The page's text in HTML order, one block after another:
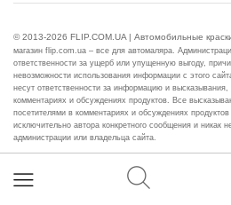
© 2013-2026 FLIP.COM.UA | Автомобильные
магазин flip.com.ua – все для автомаляра.
ответственности за ущерб или упущенную выгоду,
невозможности использования информации с этого
несут ответственности за информацию и
комментариях и обсуждениях продуктов. Все
посетителями в комментариях и обсуждениях
исключительно автора конкретного сообщения и никак
администрации или владельца сайта.